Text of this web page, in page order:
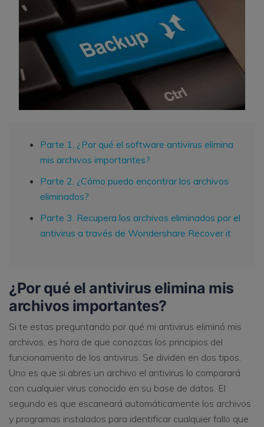
Parte 1. ¿Por qué el software antivirus elimina
mis archivos importantes?
Parte 2. ¿Cómo puedo encontrar los archivos
eliminados?
Parte 3. Recupera los archivos eliminados por el
antivirus a través de Wondershare Recover it
¿Por qué el antivirus elimina mis
archivos importantes?
Si te estas preguntando por qué mi antivirus eliminó mis
archivos, es hora de que conozcas los principios del
funcionamiento de los antivirus. Se dividen en dos tipos.
Uno es que si abres un archivo el antivirus lo comparará
con cualquier virus conocido en su base de datos. El
segundo es que escaneará automáticamente los archivos
y programas instalados para identificar cualquier fallo que